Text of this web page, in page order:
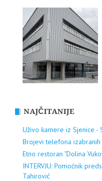
NAJČITANIJE
Uživo kamere iz Sjenice -
Brojevi telefona
Etno restoran "Dolina
INTERVJU: Pomoćnik
Tahirović